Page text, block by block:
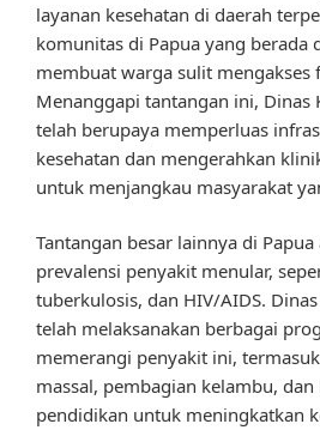
layanan kesehatan di daerah
komunitas di Papua yang berada
membuat warga sulit mengakses
Menanggapi tantangan ini, Dinas
telah berupaya memperluas
kesehatan dan mengerahkan
untuk menjangkau masyarakat
Tantangan besar lainnya di
prevalensi penyakit menular,
tuberkulosis, dan HIV/AIDS.
telah melaksanakan berbagai
memerangi penyakit ini,
massal, pembagian kelambu,
pendidikan untuk meningkatkan